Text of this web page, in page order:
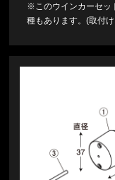
※このウインカーセッ
種もあります。(取付